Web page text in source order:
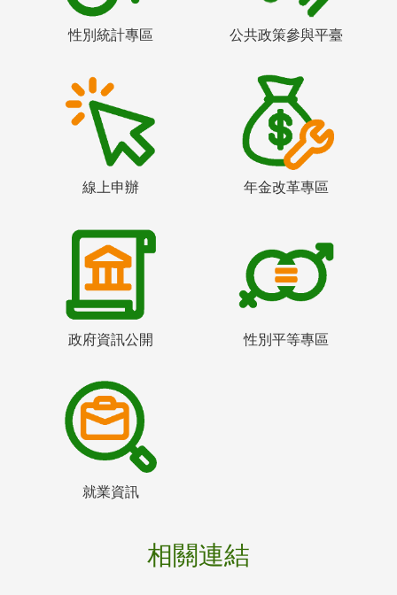
性別統計專區 公共政策參與平臺
線上申辦 年金改革專區
政府資訊公開 性別平等專區
就業資訊
相關連結